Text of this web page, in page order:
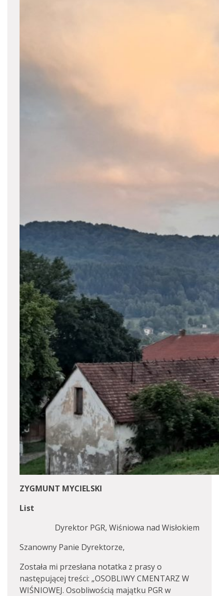
ZYGMUNT MYCIELSKI
List
Dyrektor PGR, Wiśniowa nad Wisłokiem
Szanowny Panie Dyrektorze,
Została mi przesłana notatka z prasy o
następującej treści: „OSOBLIWY CMENTARZ W
WIŚNIOWEJ. Osobliwością majątku PGR w